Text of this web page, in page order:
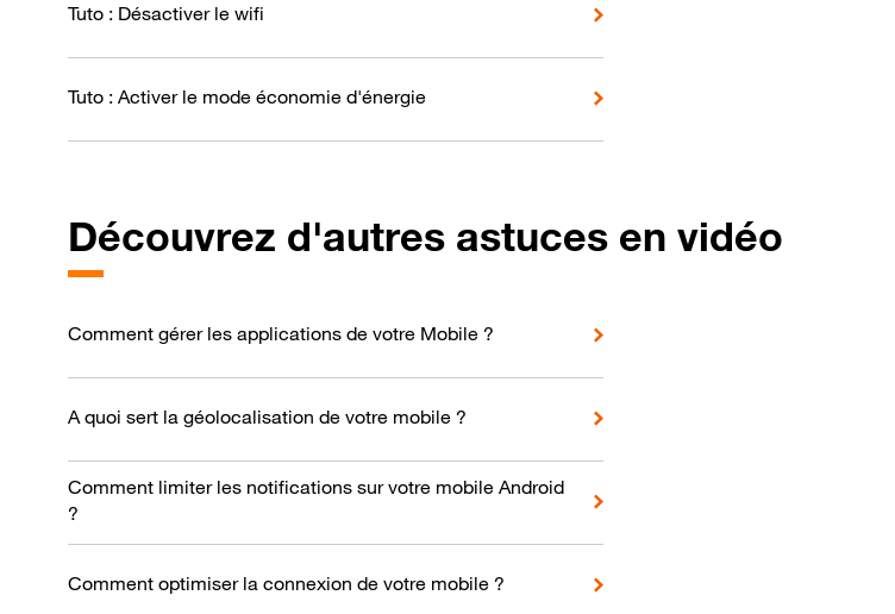
Tuto : Désactiver le wifi
Tuto : Activer le mode économie d'énergie
Découvrez d'autres astuces en vidéo
Comment gérer les applications de votre Mobile ?
A quoi sert la géolocalisation de votre mobile ?
Comment limiter les notifications sur votre mobile Android
?
Comment optimiser la connexion de votre mobile ?